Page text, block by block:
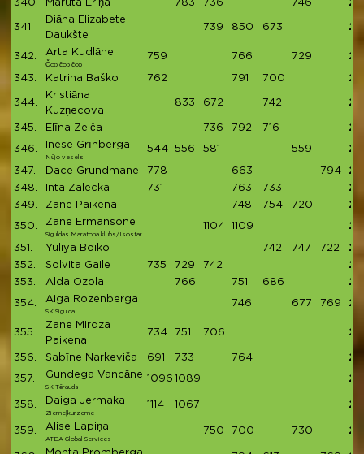
340. Maruta Eriņa 783 736 746
341.
Diāna Elizabete
Daukšte
739 850 673
342. Arta Kudlāne
Čop čop čop
759 766 729
343. Katrina Baško 762 791 700
344.
Kristiāna
Kuzņecova
833 672 742
345. Elīna Zelča 736 792 716
346. Inese Grīnberga
Nūjo vesels
544 556 581 559
347. Dace Grundmane 778 663 794
348.
Inta Zalecka 731 763 733
349.
Zane Paikena 748 754 720
350. Zane Ermansone
Siguldas Maratona klubs/Isostar
1104 1109
351. Yuliya Boiko 742 747 722
352.
Solvita Gaile 735 729 742
353.
Alda Ozola 766 751 686
354. Aiga Rozenberga
SK Sigulda
746 677 769
355.
Zane Mirdza
Paikena
734 751 706
356. Sabīne Narkeviča 691 733 764
357. Gundega Vancāne
SK Tērauds
1096 1089
358. Daiga Jermaka
Ziemeļkurzeme
1114 1067
359. Alise Lapiņa
ATEA Global Services
750 700 730